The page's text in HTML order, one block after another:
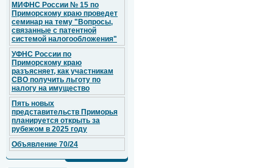
МИФНС России № 15 по
Приморскому краю проведет
семинар на тему "Вопросы,
связанные с патентной
системой налогообложения"
УФНС России по
Приморскому краю
разъясняет, как участникам
СВО получить льготу по
налогу на имущество
Пять новых
представительств Приморья
планируется открыть за
рубежом в 2025 году
Объявление 70/24